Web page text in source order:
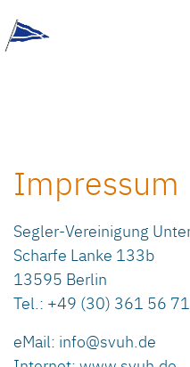
Impressum
Segler-Vereinigung
Scharfe Lanke 133b
13595 Berlin
Tel.: +49 (30) 361 56 71
eMail: info@svuh.de